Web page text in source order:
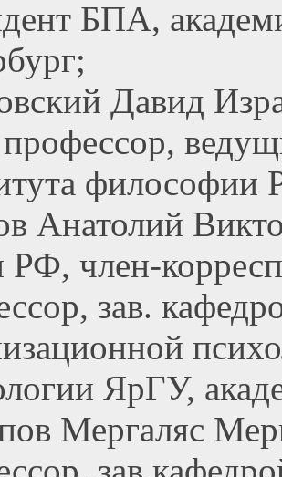
БПА,
Давид
Анатолий
РФ, член-
зав.
ЯрГУ,
Мергаляс